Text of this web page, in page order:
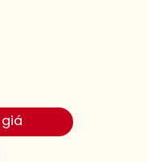
giá